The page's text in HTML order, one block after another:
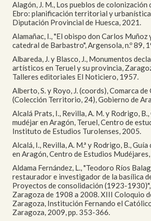
Alagón, J. M., Los pueblos de colonización
Ebro: planificación territorial y
Diputación Provincial de Huesca, 2021.
Alamañac, I., "El obispo don Carlos Muñoz
catedral de Barbastro", Argensola, n.º 89,
Albareda, J. y Blasco, J., Monumentos
artísticos en Teruel y su provincia,
Talleres editoriales El Noticiero, 1957.
Alberto, S. y Royo, J. (coords), Comarca
(Colección Territorio, 24), Gobierno de
Alcalá Prats, I., Revilla, A. M. y Rodrigo,
mudéjar en Aragón, Teruel, Centro de
Instituto de Estudios Turolenses, 2005.
Alcalá, I., Revilla, A. M.ª y Rodrigo, B.,
en Aragón, Centro de Estudios
Aldama Fernández, L., "Teodoro Ríos
restaurador e investigador de la basílica
Proyectos de consolidación (1923-1930)",
Zaragoza de 1908 a 2008. XIII Coloquio
Zaragoza, Institución Fernando el
Zaragoza, 2009, pp. 353-366.